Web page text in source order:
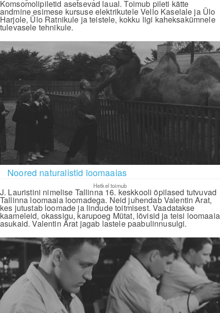
Komsomolipiletid asetsevad laual. Toimub pileti kätte
andmine esimese kursuse elektrikutele Vello Kaselale ja Ülo
Harjole, Ülo Ratnikule ja teistele, kokku ligi kaheksakümnele
tulevasele tehnikule.
Noored naturalistid loomaaias
Hetkel toimub
J. Lauristini nimelise Tallinna 16. keskkooli õpilased tutvuvad
Tallinna loomaaia loomadega. Neid juhendab Valentin Arat,
kes jutustab loomade ja lindude toitmisest. Vaadatakse
kaameleid, okassigu, karupoeg Mütat, lõvisid ja teisi loomaaia
asukaid. Valentin Arat jagab lastele paabulinnusulgi.